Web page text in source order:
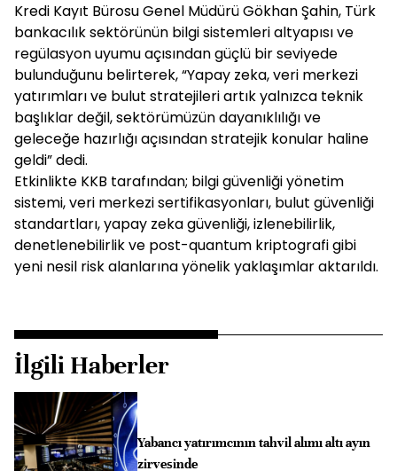
Kredi Kayıt Bürosu Genel Müdürü Gökhan Şahin, Türk
bankacılık sektörünün bilgi sistemleri altyapısı ve
regülasyon uyumu açısından güçlü bir seviyede
bulunduğunu belirterek, “Yapay zeka, veri merkezi
yatırımları ve bulut stratejileri artık yalnızca teknik
başlıklar değil, sektörümüzün dayanıklılığı ve
geleceğe hazırlığı açısından stratejik konular haline
geldi” dedi.
Etkinlikte KKB tarafından; bilgi güvenliği yönetim
sistemi, veri merkezi sertifikasyonları, bulut güvenliği
standartları, yapay zeka güvenliği, izlenebilirlik,
denetlenebilirlik ve post-quantum kriptografi gibi
yeni nesil risk alanlarına yönelik yaklaşımlar aktarıldı.
İlgili Haberler
Yabancı yatırımcının tahvil alımı altı ayın
zirvesinde